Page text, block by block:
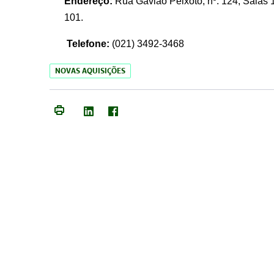
101.
Telefone: (021) 3492-3468
NOVAS AQUISIÇÕES